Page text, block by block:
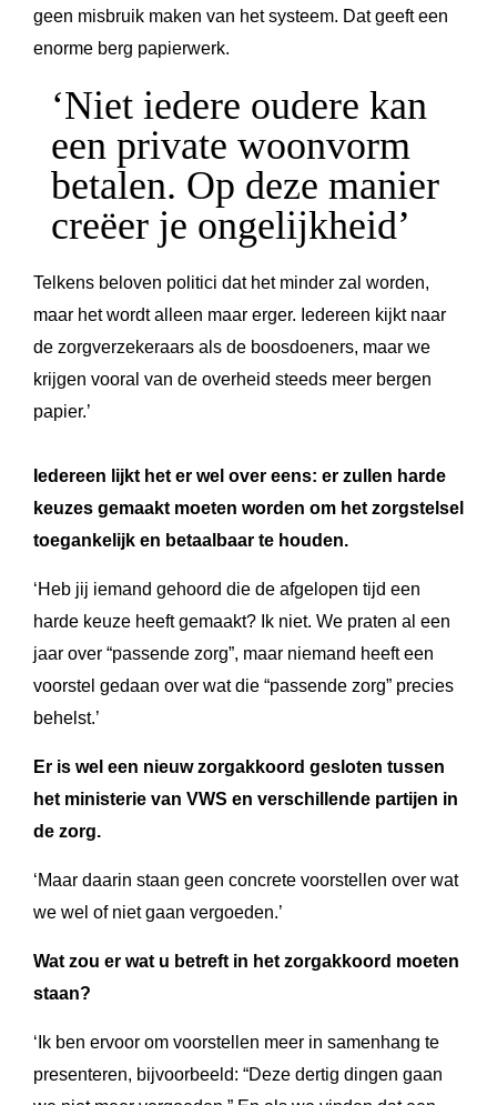
geen misbruik maken van het systeem. Dat geeft een
enorme berg papierwerk.
‘Niet iedere oudere kan
een private woonvorm
betalen. Op deze manier
creëer je ongelijkheid’
Telkens beloven politici dat het minder zal worden,
maar het wordt alleen maar erger. Iedereen kijkt naar
de zorgverzekeraars als de boosdoeners, maar we
krijgen vooral van de overheid steeds meer bergen
papier.’
Iedereen lijkt het er wel over eens: er zullen harde
keuzes gemaakt moeten worden om het zorgstelsel
toegankelijk en betaalbaar te houden.
‘Heb jij iemand gehoord die de afgelopen tijd een
harde keuze heeft gemaakt? Ik niet. We praten al een
jaar over “passende zorg”, maar niemand heeft een
voorstel gedaan over wat die “passende zorg” precies
behelst.’
Er is wel een nieuw zorgakkoord gesloten tussen
het ministerie van VWS en verschillende partijen in
de zorg.
‘Maar daarin staan geen concrete voorstellen over wat
we wel of niet gaan vergoeden.’
Wat zou er wat u betreft in het zorgakkoord moeten
staan?
‘Ik ben ervoor om voorstellen meer in samenhang te
presenteren, bijvoorbeeld: “Deze dertig dingen gaan